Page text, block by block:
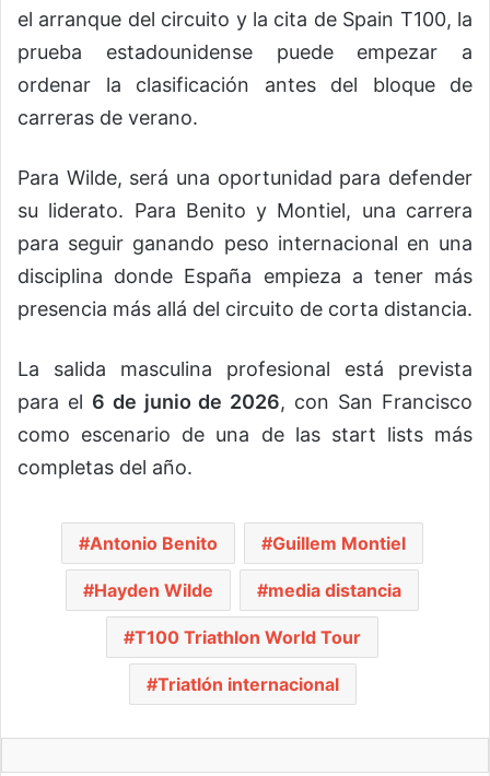
el arranque del circuito y la cita de Spain T100, la
prueba estadounidense puede empezar a
ordenar la clasificación antes del bloque de
carreras de verano.
Para Wilde, será una oportunidad para defender
su liderato. Para Benito y Montiel, una carrera
para seguir ganando peso internacional en una
disciplina donde España empieza a tener más
presencia más allá del circuito de corta distancia.
La salida masculina profesional está prevista
para el 6 de junio de 2026, con San Francisco
como escenario de una de las start lists más
completas del año.
Antonio Benito Guillem Montiel
Hayden Wilde media distancia
T100 Triathlon World Tour
Triatlón internacional